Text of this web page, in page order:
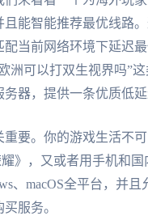
且能智能推荐最优线路
当前网络环境下延迟
洲可以打双生视界吗”
务器，提供一条优质低延
重要。你的游戏生活不
》，又或者用手机和
、macOS全平台，并
服务。